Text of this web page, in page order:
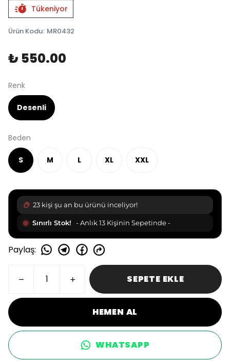
Tükeniyor
Ürün Kodu: MR0432
₺ 550.00
Renk
Desenli
Beden
S M L XL XXL
23 kişi şu an bu ürünü inceliyor!
Sınırlı Stok! - Anlık 13 Kişinin Sepetinde -
Paylaş:
SEPETE EKLE
HEMEN AL
WHATSAPP